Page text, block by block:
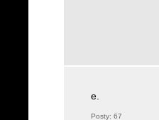
e.
Posty: 67